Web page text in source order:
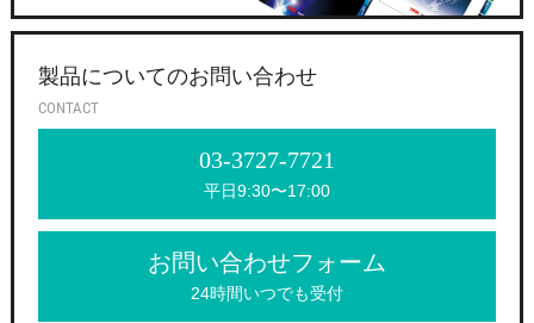
製品についてのお問い合わせ
CONTACT
03-3727-7721
平日9:30〜17:00
お問い合わせフォーム
24時間いつでも受付